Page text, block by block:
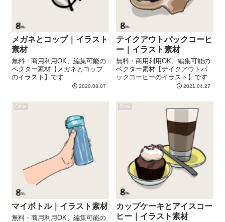
メガネとコップ｜イラスト
素材
無料・商用利用OK、編集可能の
ベクター素材【メガネとコップ
のイラスト】です
2020.08.07
テイクアウトパックコーヒ
ー｜イラスト素材
無料・商用利用OK、編集可能の
ベクター素材【テイクアウトパ
ックコーヒーのイラスト】です
2021.04.27
Other
マイボトル｜イラスト素材
無料・商用利用OK、編集可能の
Drink
カップケーキとアイスコー
ヒー｜イラスト素材